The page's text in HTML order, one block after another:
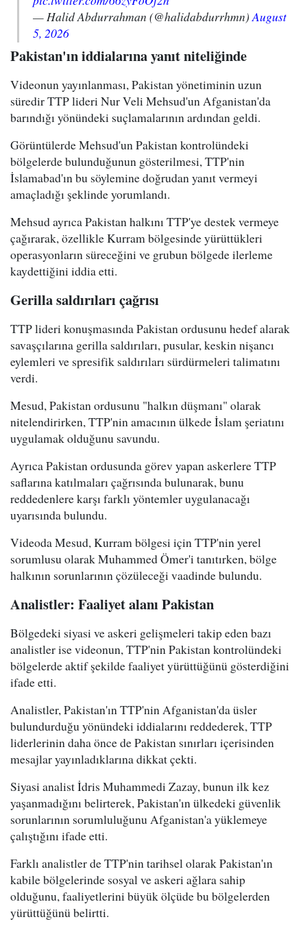
— Halid Abdurrahman (@halidabdurrhmn)August
5, 2026
Pakistan'ın iddialarına yanıt niteliğinde
Videonun yayınlanması, Pakistan yönetiminin uzun
süredir TTP lideri Nur Veli Mehsud'un Afganistan'da
barındığı yönündeki suçlamalarının ardından geldi.
Görüntülerde Mehsud'un Pakistan kontrolündeki
bölgelerde bulunduğunun gösterilmesi, TTP'nin
İslamabad'ın bu söylemine doğrudan yanıt vermeyi
amaçladığı şeklinde yorumlandı.
Mehsud ayrıca Pakistan halkını TTP'ye destek vermeye
çağırarak, özellikle Kurram bölgesinde yürüttükleri
operasyonların süreceğini ve grubun bölgede ilerleme
kaydettiğini iddia etti.
Gerilla saldırıları çağrısı
TTP lideri konuşmasında Pakistan ordusunu hedef alarak
savaşçılarına gerilla saldırıları, pusular, keskin nişancı
eylemleri ve spresifik saldırıları sürdürmeleri talimatını
verdi.
Mesud, Pakistan ordusunu "halkın düşmanı" olarak
nitelendirirken, TTP'nin amacının ülkede İslam şeriatını
uygulamak olduğunu savundu.
Ayrıca Pakistan ordusunda görev yapan askerlere TTP
saflarına katılmaları çağrısında bulunarak, bunu
reddedenlere karşı farklı yöntemler uygulanacağı
uyarısında bulundu.
Videoda Mesud, Kurram bölgesi için TTP'nin yerel
sorumlusu olarak Muhammed Ömer'i tanıtırken, bölge
halkının sorunlarının çözüleceği vaadinde bulundu.
Analistler: Faaliyet alanı Pakistan
Bölgedeki siyasi ve askeri gelişmeleri takip eden bazı
analistler ise videonun, TTP'nin Pakistan kontrolündeki
bölgelerde aktif şekilde faaliyet yürüttüğünü gösterdiğini
ifade etti.
Analistler, Pakistan'ın TTP'nin Afganistan'da üsler
bulundurduğu yönündeki iddialarını reddederek, TTP
liderlerinin daha önce de Pakistan sınırları içerisinden
mesajlar yayınladıklarına dikkat çekti.
Siyasi analist İdris Muhammedi Zazay, bunun ilk kez
yaşanmadığını belirterek, Pakistan'ın ülkedeki güvenlik
sorunlarının sorumluluğunu Afganistan'a yüklemeye
çalıştığını ifade etti.
Farklı analistler de TTP'nin tarihsel olarak Pakistan'ın
kabile bölgelerinde sosyal ve askeri ağlara sahip
olduğunu, faaliyetlerini büyük ölçüde bu bölgelerden
yürüttüğünü belirtti.